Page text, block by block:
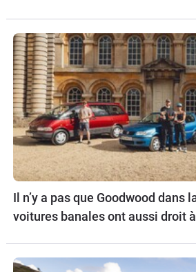
Il n’y a pas que Goodwood dans
voitures banales ont aussi droit